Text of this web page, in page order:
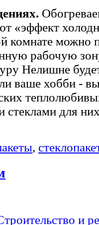
«эффект
комнате можно
рабочую
Нелишне
ваше хобби -
стеклами для
,
и